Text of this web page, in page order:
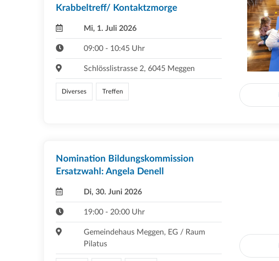
Krabbeltreff/ Kontaktzmorge
Mi, 1. Juli 2026
09:00 - 10:45 Uhr
Schlösslistrasse 2, 6045 Meggen
Diverses Treffen
Nomination Bildungskommission
Ersatzwahl: Angela Denell
Di, 30. Juni 2026
19:00 - 20:00 Uhr
Gemeindehaus Meggen, EG / Raum
Pilatus